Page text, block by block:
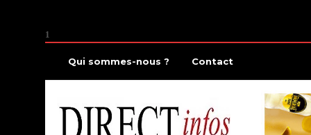
1
Qui sommes-nous ? Contact